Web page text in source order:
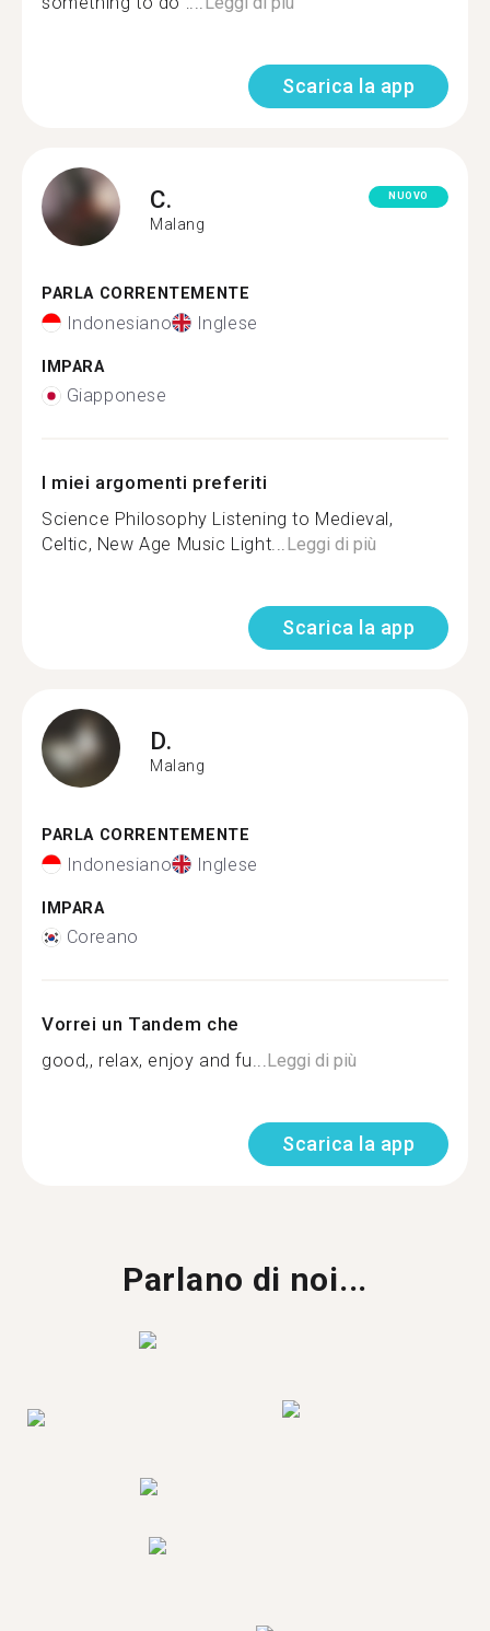
Scarica la app
C.
Malang
NUOVO
PARLA CORRENTEMENTE
Indonesiano Inglese
IMPARA
Giapponese
I miei argomenti preferiti
Science Philosophy Listening to Medieval,
Celtic, New Age Music Light...Leggi di più
Scarica la app
D.
Malang
PARLA CORRENTEMENTE
Indonesiano Inglese
IMPARA
Coreano
Vorrei un Tandem che
good,, relax, enjoy and fu...Leggi di più
Scarica la app
Parlano di noi...